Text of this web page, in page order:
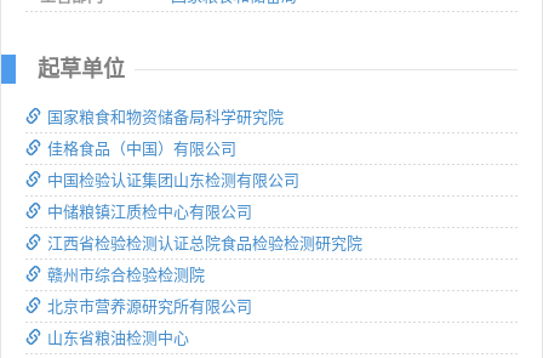
起草单位
国家粮食和物资储备局科学研究院
佳格食品（中国）有限公司
中国检验认证集团山东检测有限公司
中储粮镇江质检中心有限公司
江西省检验检测认证总院食品检验检测研究院
赣州市综合检验检测院
北京市营养源研究所有限公司
山东省粮油检测中心